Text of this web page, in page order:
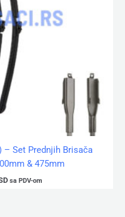
– Set Prednjih Brisača
& 475mm
sa PDV-om